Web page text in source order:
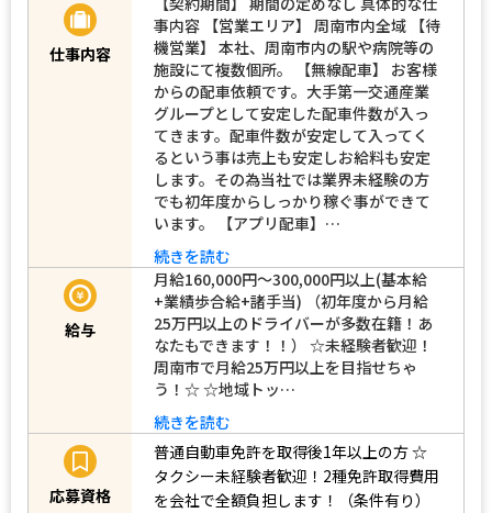
仕事内容
事内容 【営業エリア】 周南市内全域 【待
機営業】 本社、周南市内の駅や病院等の
施設にて複数個所。 【無線配車】 お客様
からの配車依頼です。大手第一交通産業
グループとして安定した配車件数が入っ
てきます。配車件数が安定して入ってく
るという事は売上も安定しお給料も安定
します。その為当社では業界未経験の方
でも初年度からしっかり稼ぐ事ができて
います。 【アプリ配車】…
続きを読む
給与
月給160,000円～300,000円以上(基本給
+業績歩合給+諸手当) （初年度から月給
25万円以上のドライバーが多数在籍！あ
なたもできます！！） ☆未経験者歓迎！
周南市で月給25万円以上を目指せちゃ
う！☆ ☆地域トッ…
続きを読む
応募資格
普通自動車免許を取得後1年以上の方☆
タクシー未経験者歓迎！2種免許取得費用
を会社で全額負担します！（条件有り）